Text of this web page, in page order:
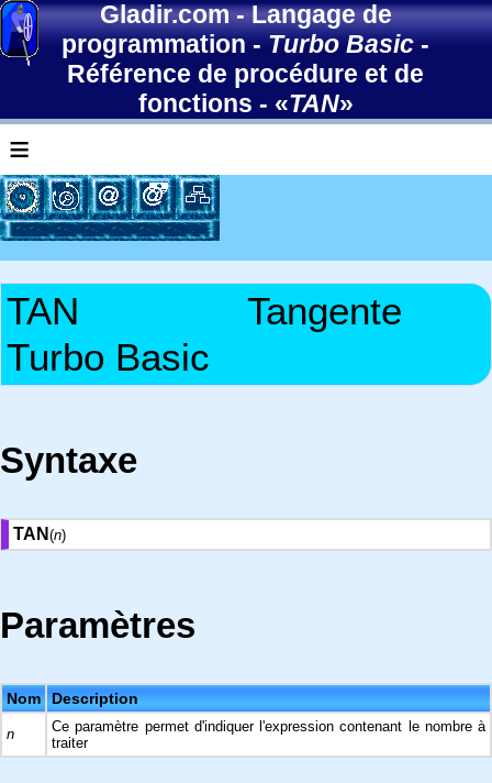
Gladir.com-Langage de
programmation-Turbo Basic-
Référence de procédure et de
fonctions - «TAN»
≡
TAN
Tangente
Turbo Basic
Syntaxe
TAN (n)
Paramètres
Nom Description
n
Ce paramètre permet d'indiquer l'expression contenant le nombre à
traiter